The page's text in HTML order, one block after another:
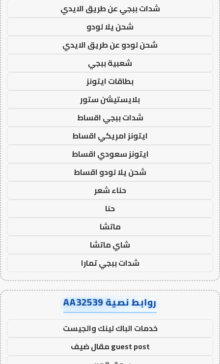
شدات ببجي عن طريق الايدي
شحن يلا لودو
شحن لودو عن طريق الايدي
شعبية ببجي
بطاقات ايتونز
بلايستيشن ستور
شدات ببجي اقساط
ايتونز امريكي اقساط
ايتونز سعودي اقساط
شحن يلا لودو اقساط
حناء شعر
حنا
ماتشا
شاي ماتشا
شدات ببجي تمارا
روابط نصية AA32539
خدمات الباك لينك والجيست
guest post مقال ضيف